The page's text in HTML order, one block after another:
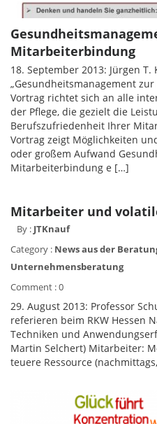
Mitarbeiterbindung
18. September 2013: Jürgen
„Gesundheitsmanagement
Vortrag richtet sich an alle
der Pflege, die gezielt die
Berufszufriedenheit Ihrer
Vortrag zeigt Möglichkeiten
oder großem Aufwand
Mitarbeiterbindung e […]
Mitarbeiter und
By : JTKnauf
Category : News aus der
Unternehmensberatung
Comment : 0
29. August 2013: Professor
referieren beim RKW Hessen
Techniken und
Martin Selchert) Mitarbeiter:
teuere Ressource